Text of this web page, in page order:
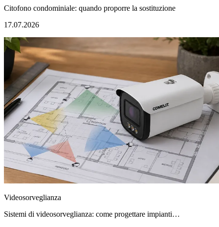
Citofono condominiale: quando proporre la sostituzione
17.07.2026
Videosorveglianza
Sistemi di videosorveglianza: come progettare impianti…